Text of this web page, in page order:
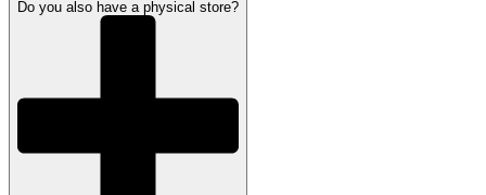
Do you also have a physical store?